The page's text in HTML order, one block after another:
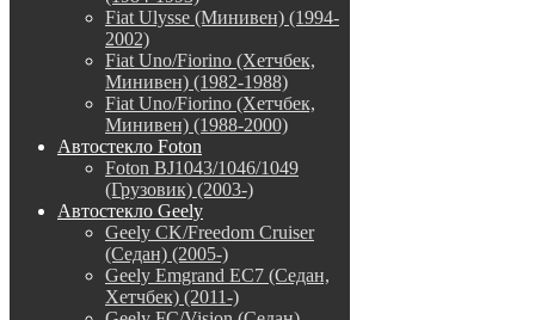
Fiat Ulysse (Минивен) (1994-
2002)
Fiat Uno/Fiorino (Хетчбек,
Минивен) (1982-1988)
Fiat Uno/Fiorino (Хетчбек,
Минивен) (1988-2000)
Автостекло Foton
Foton BJ1043/1046/1049
(Грузовик) (2003-)
Автостекло Geely
Geely CK/Freedom Cruiser
(Седан) (2005-)
Geely Emgrand EC7 (Седан,
Хетчбек) (2011-)